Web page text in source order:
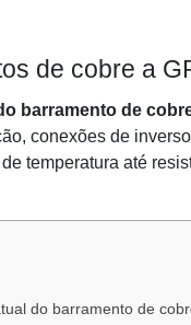
de cobre a
barramento de
conexões de
temperatura até
do barramento de